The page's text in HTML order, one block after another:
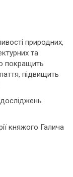
природних,
та
покращить
підвищить
княжого Галича